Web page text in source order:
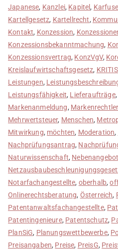
Japanese, Kanzlei, Kapitel,
Kartellgesetz, Kartellrecht,
Kontakt, Konzession,
Konzessionsbekanntmachung,
Konzessionsvertrag, KonzVgV,
Kreislaufwirtschaftsgesetz,
Leistungen,
Leistungsfähigkeit, Lieferaufträge,
Markenanmeldung, Markenrechtler
Mehrwertsteuer, Menschen,
Mitwirkung, möchten, Moderation,
Nachprüfungsantrag,
Naturwissenschaft,
Notarfachangestellte, oberhalb,
Onlinerechtsberatung, Österreich,
Patentanwaltsfachangestellte,
Patentingenieure, Patentschutz,
PlanSiG, Planungswettbewerbe,
Preisangaben, Preise, PreisG,